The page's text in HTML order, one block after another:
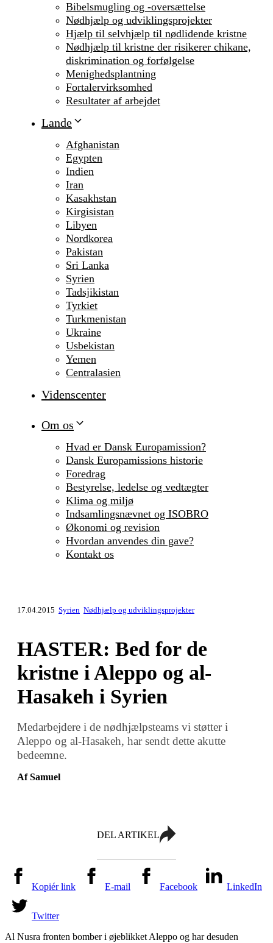
Bibelsmugling og -oversættelse
Nødhjælp og udviklingsprojekter
Hjælp til selvhjælp til nødlidende kristne
Nødhjælp til kristne der risikerer chikane,
diskrimination og forfølgelse
Menighedsplantning
Fortalervirksomhed
Resultater af arbejdet
Lande
Afghanistan
Egypten
Indien
Iran
Kasakhstan
Kirgisistan
Libyen
Nordkorea
Pakistan
Sri Lanka
Syrien
Tadsjikistan
Tyrkiet
Turkmenistan
Ukraine
Usbekistan
Yemen
Centralasien
Videnscenter
Om os
Hvad er Dansk Europamission?
Dansk Europamissions historie
Foredrag
Bestyrelse, ledelse og vedtægter
Klima og miljø
Indsamlingsnævnet og ISOBRO
Økonomi og revision
Hvordan anvendes din gave?
Kontakt os
17.04.2015 Syrien Nødhjælp og udviklingsprojekter
HASTER: Bed for de
kristne i Aleppo og al-
Hasakeh i Syrien
Medarbejdere i de nødhjælpsteams vi støtter i
Aleppo og al-Hasakeh, har sendt dette akutte
bedeemne.
Af Samuel
DEL ARTIKEL
Kopiér link E-mail Facebook LinkedIn
Twitter
Al Nusra fronten bomber i øjeblikket Aleppo og har desuden